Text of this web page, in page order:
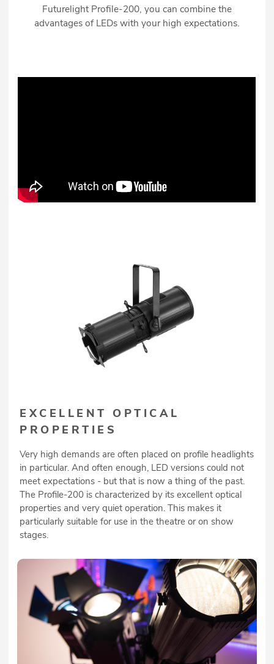
Futurelight Profile-200, you can combine the
advantages of LEDs with your high expectations.
EXCELLENT OPTICAL
PROPERTIES
Very high demands are often placed on profile headlights
in particular. And often enough, LED versions could not
meet expectations - but that is now a thing of the past.
The Profile-200 is characterized by its excellent optical
properties and very quiet operation. This makes it
particularly suitable for use in the theatre or on show
stages.